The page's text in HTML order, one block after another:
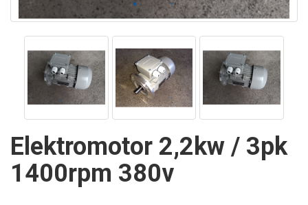
Elektromotor 2,2kw / 3pk
1400rpm 380v